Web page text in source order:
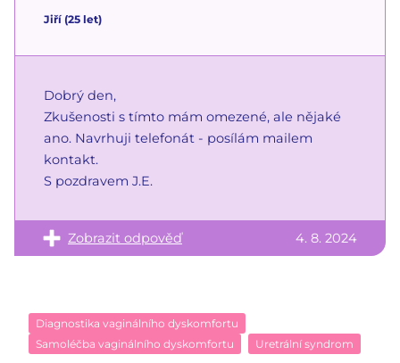
Jiří (25 let)
Dobrý den,
Zkušenosti s tímto mám omezené, ale nějaké
ano. Navrhuji telefonát - posílám mailem
kontakt.
S pozdravem J.E.
Zobrazit odpověď 4. 8. 2024
Diagnostika vaginálního dyskomfortu
Samoléčba vaginálního dyskomfortu
Uretrální syndrom